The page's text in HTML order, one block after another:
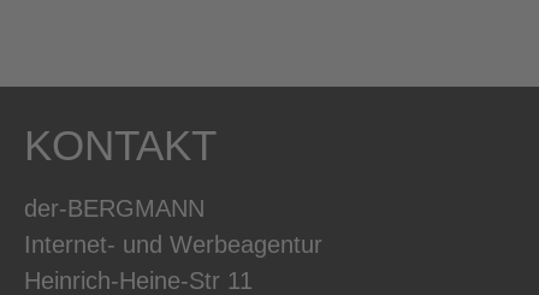
KONTAKT
der-BERGMANN
Internet- und Werbeagentur
Heinrich-Heine-Str 11